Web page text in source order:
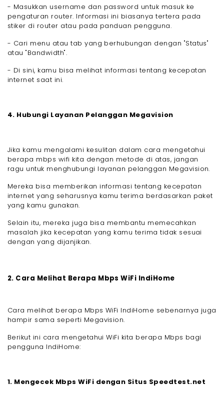
- Masukkan username dan password untuk masuk ke
pengaturan router. Informasi ini biasanya tertera pada
stiker di router atau pada panduan pengguna.
- Cari menu atau tab yang berhubungan dengan "Status"
atau "Bandwidth".
- Di sini, kamu bisa melihat informasi tentang kecepatan
internet saat ini.
4. Hubungi Layanan Pelanggan Megavision
Jika kamu mengalami kesulitan dalam cara mengetahui
berapa mbps wifi kita dengan metode di atas, jangan
ragu untuk menghubungi layanan pelanggan Megavision.
Mereka bisa memberikan informasi tentang kecepatan
internet yang seharusnya kamu terima berdasarkan paket
yang kamu gunakan.
Selain itu, mereka juga bisa membantu memecahkan
masalah jika kecepatan yang kamu terima tidak sesuai
dengan yang dijanjikan.
2. Cara Melihat Berapa Mbps WiFi IndiHome
Cara melihat berapa Mbps WiFi IndiHome sebenarnya juga
hampir sama seperti Megavision.
Berikut ini cara mengetahui WiFi kita berapa Mbps bagi
pengguna IndiHome:
1. Mengecek Mbps WiFi dengan Situs Speedtest.net